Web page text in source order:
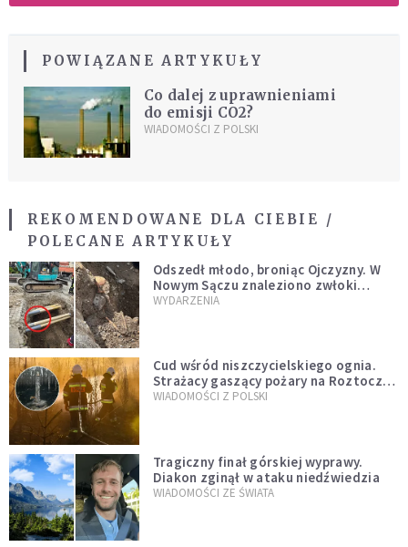
POWIĄZANE ARTYKUŁY
Co dalej z uprawnieniami
do emisji CO2?
WIADOMOŚCI Z POLSKI
REKOMENDOWANE DLA CIEBIE /
POLECANE ARTYKUŁY
Odszedł młodo, broniąc Ojczyzny. W
Nowym Sączu znaleziono zwłoki
mężczyzny z czasów potopu
WYDARZENIA
Cud wśród niszczycielskiego ognia.
Strażacy gaszący pożary na Roztoczu
opublikowali niezwykłe zdjęcie
WIADOMOŚCI Z POLSKI
Tragiczny finał górskiej wyprawy.
Diakon zginął w ataku niedźwiedzia
WIADOMOŚCI ZE ŚWIATA